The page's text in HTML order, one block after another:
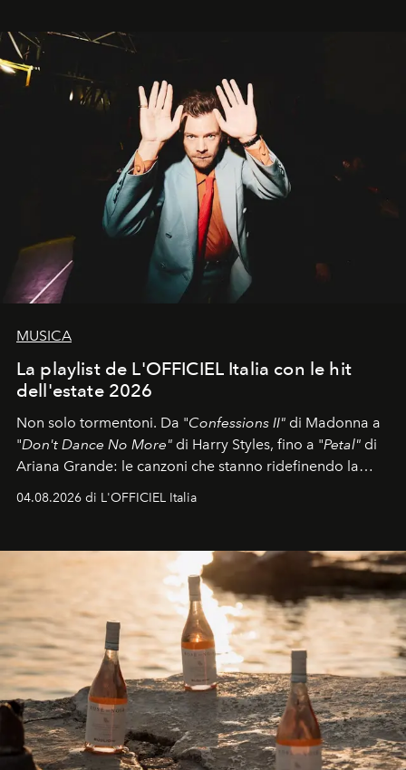
MUSICA
La playlist de L'OFFICIEL Italia con le hit
dell'estate 2026
Non solo tormentoni. Da "Confessions II" di Madonna a
"Don't Dance No More" di Harry Styles, fino a "Petal" di
Ariana Grande: le canzoni che stanno ridefinendo la
04.08.2026 di L'OFFICIEL Italia